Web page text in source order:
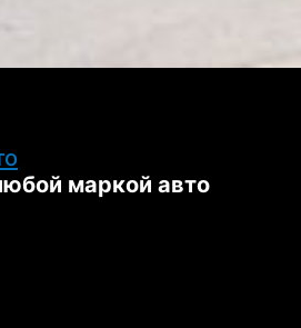
маркой авто